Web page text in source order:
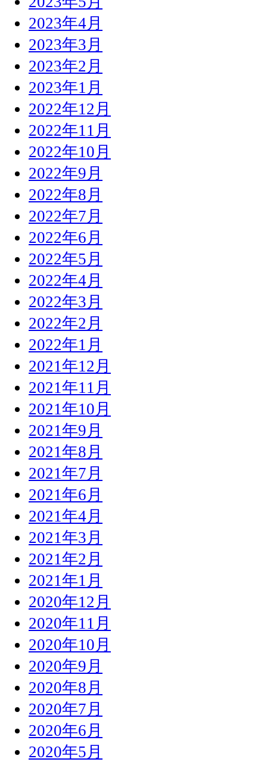
2023年4月
2023年3月
2023年2月
2023年1月
2022年12月
2022年11月
2022年10月
2022年9月
2022年8月
2022年7月
2022年6月
2022年5月
2022年4月
2022年3月
2022年2月
2022年1月
2021年12月
2021年11月
2021年10月
2021年9月
2021年8月
2021年7月
2021年6月
2021年4月
2021年3月
2021年2月
2021年1月
2020年12月
2020年11月
2020年10月
2020年9月
2020年8月
2020年7月
2020年6月
2020年5月